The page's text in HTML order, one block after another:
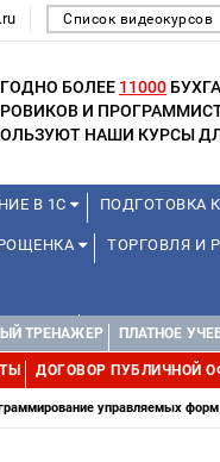
Список видеокурсов
БОЛЕЕ 11000
И
НАШИ КУРСЫ
В 1С ПОДГОТОВКА
ТОРГОВЛЯ И
КУРСЫ ДЛЯ
ДРУГИЕ
ТРЕНАЖЕР ПЛАТНОЕ
ДОГОВОР ПУБЛИЧНОЙ
управляемых